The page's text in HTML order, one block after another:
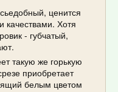
ценится
качествами. Хотя
- губчатый,
такую же горькую
приобретает
белым цветом